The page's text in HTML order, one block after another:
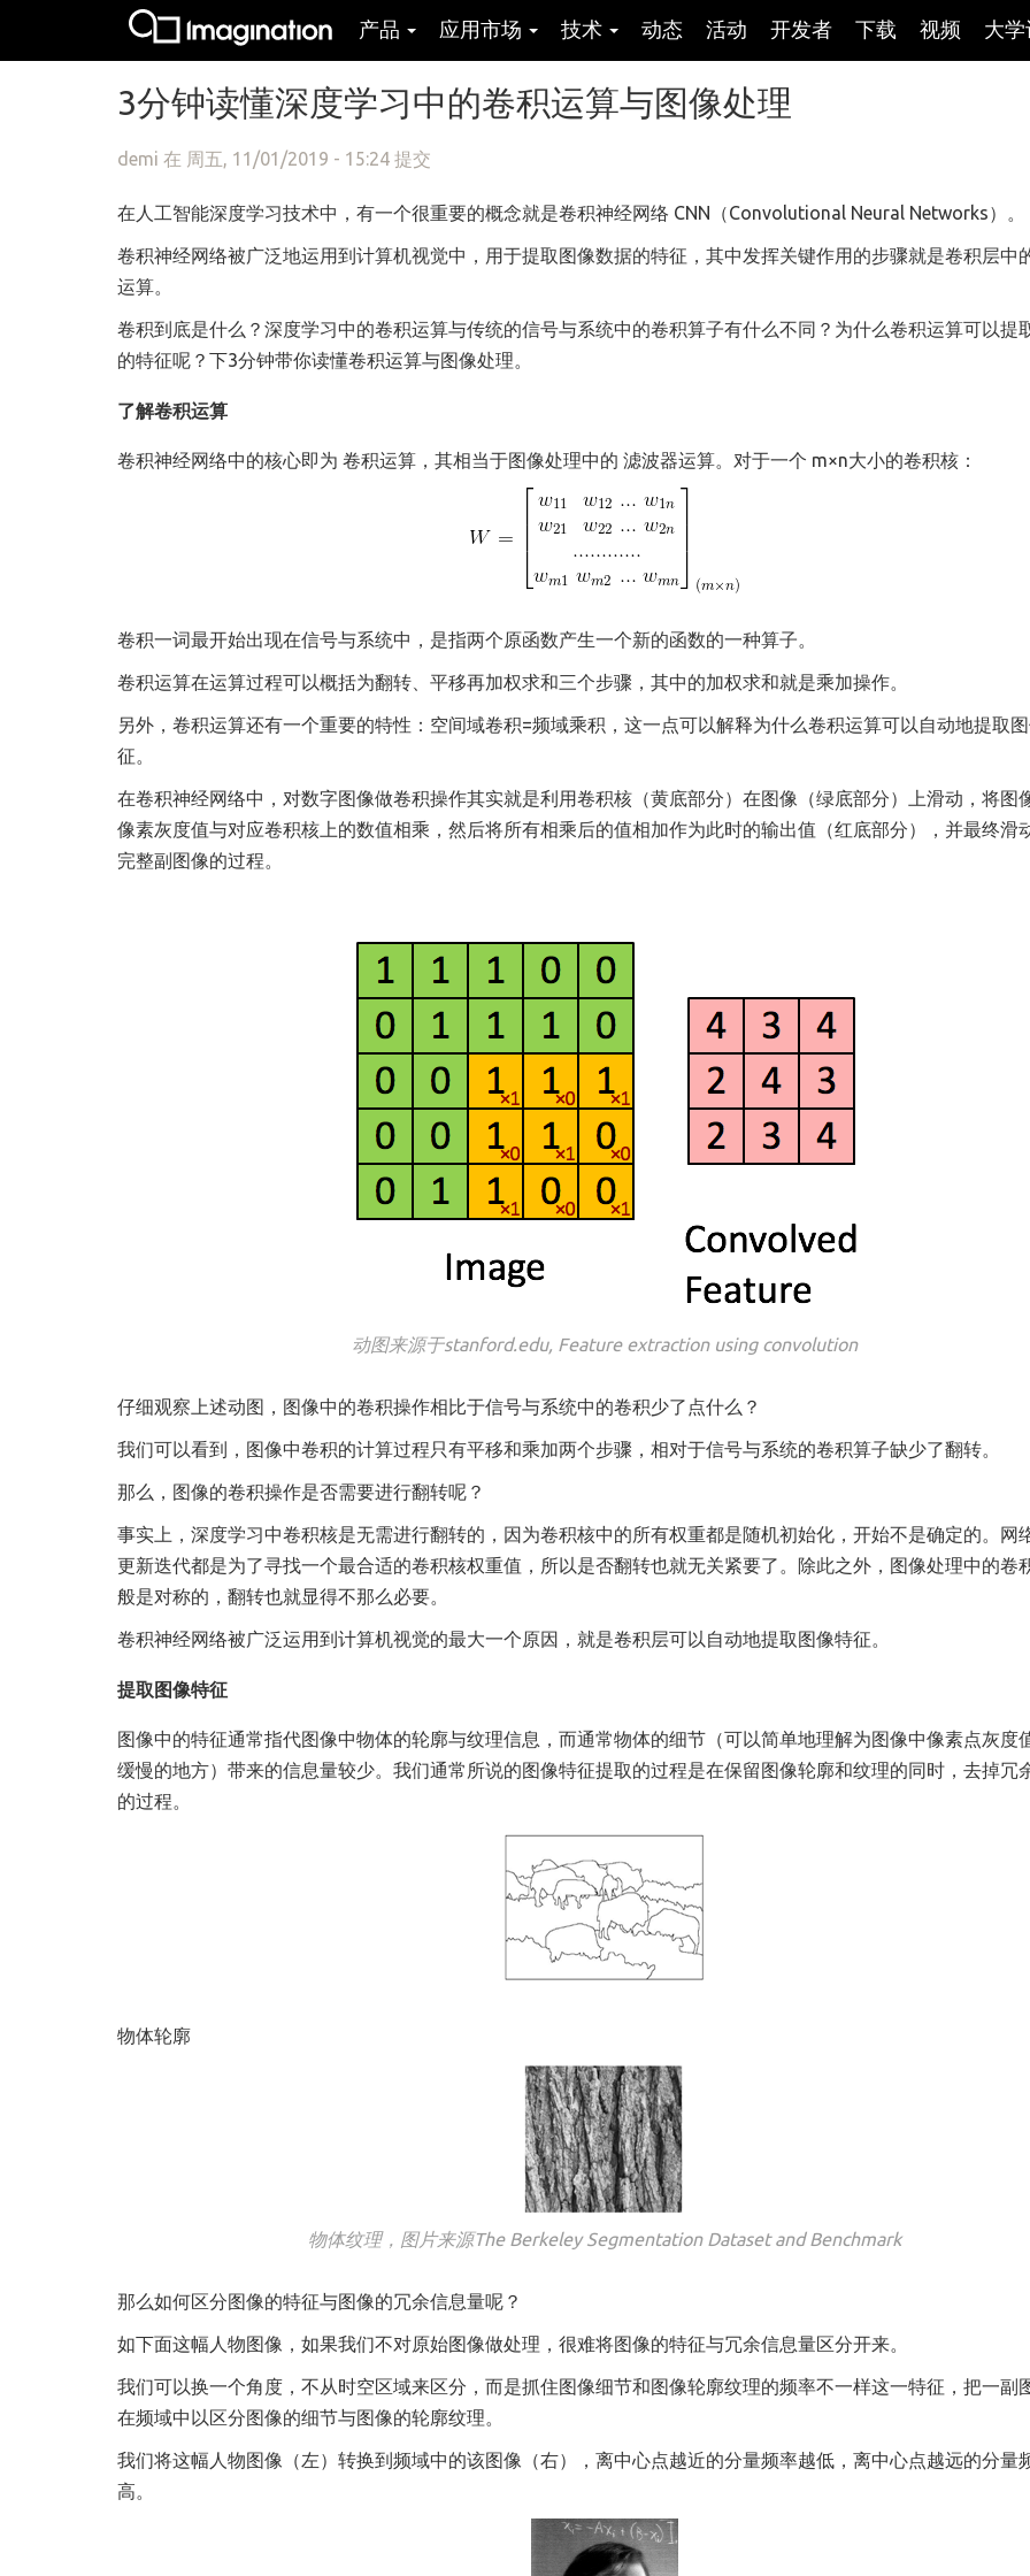
产品 应用市场 技术 动态 活动 开发者 下载 视频 大
3分钟读懂深度学习中的卷积运算与图像处理
demi 在 周五, 11/01/2019 - 15:24 提交
在人工智能深度学习技术中，有一个很重要的概念就是卷积神经网络 CNN（Convolutional Neural Networks）。
卷积神经网络被广泛地运用到计算机视觉中，用于提取图像数据的特征，其中发挥关键作用的步骤就是卷积层中
运算。
卷积到底是什么？深度学习中的卷积运算与传统的信号与系统中的卷积算子有什么不同？为什么卷积运算可以提
的特征呢？下3分钟带你读懂卷积运算与图像处理。
了解卷积运算
卷积神经网络中的核心即为 卷积运算，其相当于图像处理中的 滤波器运算。对于一个 m×n大小的卷积核：
卷积一词最开始出现在信号与系统中，是指两个原函数产生一个新的函数的一种算子。
卷积运算在运算过程可以概括为翻转、平移再加权求和三个步骤，其中的加权求和就是乘加操作。
另外，卷积运算还有一个重要的特性：空间域卷积=频域乘积，这一点可以解释为什么卷积运算可以自动地提取
征。
在卷积神经网络中，对数字图像做卷积操作其实就是利用卷积核（黄底部分）在图像（绿底部分）上滑动，将图
像素灰度值与对应卷积核上的数值相乘，然后将所有相乘后的值相加作为此时的输出值（红底部分），并最终滑
完整副图像的过程。
动图来源于stanford.edu, Feature extraction using convolution
仔细观察上述动图，图像中的卷积操作相比于信号与系统中的卷积少了点什么？
我们可以看到，图像中卷积的计算过程只有平移和乘加两个步骤，相对于信号与系统的卷积算子缺少了翻转。
那么，图像的卷积操作是否需要进行翻转呢？
事实上，深度学习中卷积核是无需进行翻转的，因为卷积核中的所有权重都是随机初始化，开始不是确定的。网
更新迭代都是为了寻找一个最合适的卷积核权重值，所以是否翻转也就无关紧要了。除此之外，图像处理中的卷
般是对称的，翻转也就显得不那么必要。
卷积神经网络被广泛运用到计算机视觉的最大一个原因，就是卷积层可以自动地提取图像特征。
提取图像特征
图像中的特征通常指代图像中物体的轮廓与纹理信息，而通常物体的细节（可以简单地理解为图像中像素点灰度
缓慢的地方）带来的信息量较少。我们通常所说的图像特征提取的过程是在保留图像轮廓和纹理的同时，去掉冗
的过程。
物体轮廓
物体纹理，图片来源The Berkeley Segmentation Dataset and Benchmark
那么如何区分图像的特征与图像的冗余信息量呢？
如下面这幅人物图像，如果我们不对原始图像做处理，很难将图像的特征与冗余信息量区分开来。
我们可以换一个角度，不从时空区域来区分，而是抓住图像细节和图像轮廓纹理的频率不一样这一特征，把一副
在频域中以区分图像的细节与图像的轮廓纹理。
我们将这幅人物图像（左）转换到频域中的该图像（右），离中心点越近的分量频率越低，离中心点越远的分量
高。